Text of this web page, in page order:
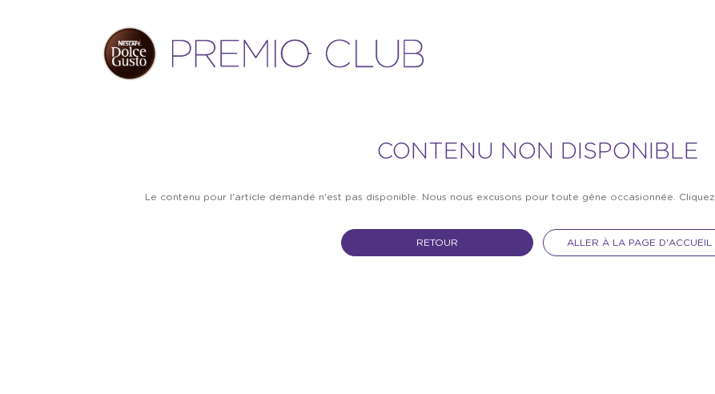
CONTENU NON DISPONIBLE
Le contenu pour l'article demandé n'est pas disponible. Nous nous excusons pour toute gêne occasionnée. Cliquez
RETOUR ALLER À LA PAGE D'ACCUEIL